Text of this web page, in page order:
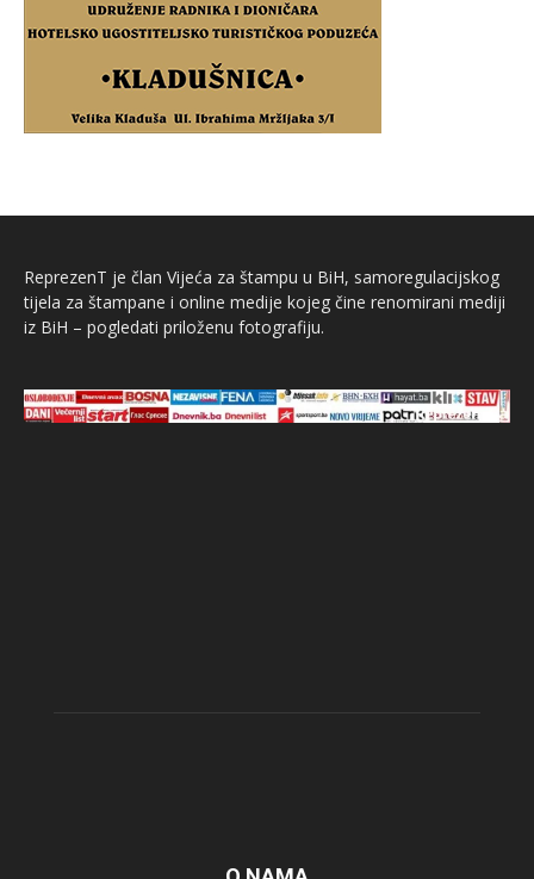
ReprezenT je član Vijeća za štampu u BiH, samoregulacijskog
tijela za štampane i online medije kojeg čine renomirani mediji
iz BiH – pogledati priloženu fotografiju.